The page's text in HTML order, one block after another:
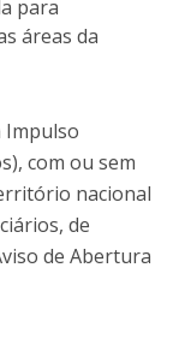
para
áreas da
Impulso
com ou sem
nacional
de
de Abertura